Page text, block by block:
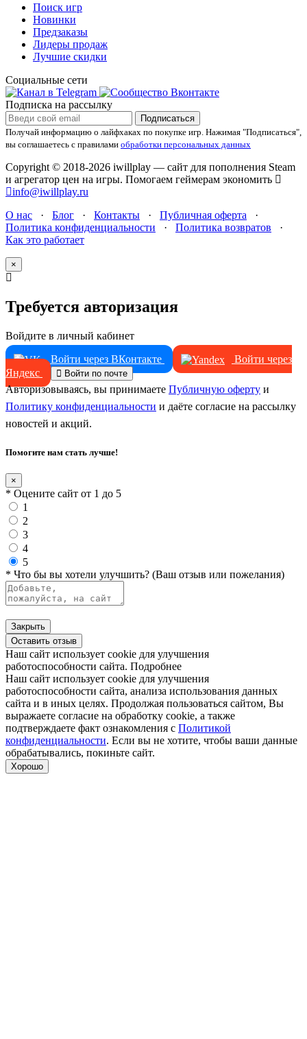
Поиск игр
Новинки
Предзаказы
Лидеры продаж
Лучшие скидки
Социальные сети
Подписка на рассылку
Подписаться
Получай информацию о лайфхаках по покупке игр. Нажимая "Подписаться",
вы соглашаетесь с правилами обработки персональных данных
Copyright © 2018-2026 iwillplay — сайт для пополнения Steam
и агрегатор цен на игры. Помогаем геймерам экономить
info@iwillplay.ru
О нас · Блог · Контакты · Публичная оферта ·
Политика конфиденциальности · Политика возвратов ·
Как это работает
×
Требуется авторизация
Войдите в личный кабинет
Войти через ВКонтакте
Войти через
Яндекс
Войти по почте
Авторизовываясь, вы принимаете Публичную оферту и
Политику конфиденциальности и даёте согласие на рассылку
новостей и акций.
Помогите нам стать лучше!
×
* Оцените сайт от 1 до 5
1
2
3
4
5
* Что бы вы хотели улучшить? (Ваш отзыв или пожелания)
Закрыть
Оставить отзыв
Наш сайт использует cookie для улучшения
работоспособности сайта. Подробнее
Наш сайт использует cookie для улучшения
работоспособности сайта, анализа использования данных
сайта и в иных целях. Продолжая пользоваться сайтом, Вы
выражаете согласие на обработку cookie, а также
подтверждаете факт ознакомления с Политикой
конфиденциальности. Если вы не хотите, чтобы ваши данные
обрабатывались, покиньте сайт.
Хорошо